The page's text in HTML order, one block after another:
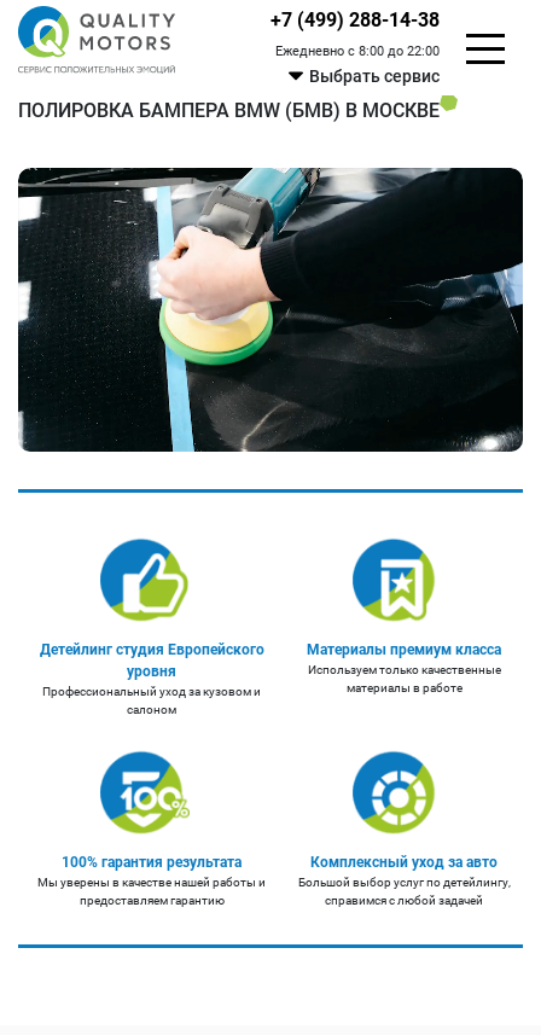
+7 (499) 288-14-38
Ежедневно с 8:00 до 22:00
Выбрать сервис
ПОЛИРОВКА БАМПЕРА BMW (БМВ) В МОСКВЕ
Детейлинг студия Европейского
уровня
Профессиональный уход за кузовом и
салоном
Материалы премиум класса
Используем только качественные
материалы в работе
100% гарантия результата
Мы уверены в качестве нашей работы и
предоставляем гарантию
Комплексный уход за авто
Большой выбор услуг по детейлингу,
справимся с любой задачей